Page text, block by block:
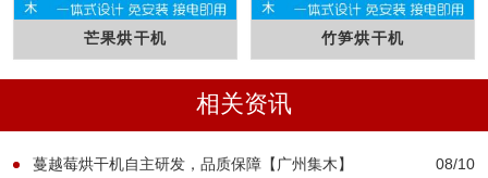
芒果烘干机 竹笋烘干机
相关资讯
蔓越莓烘干机自主研发，品质保障【广州集木】 08/10